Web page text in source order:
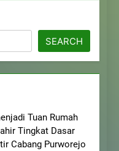
SEARCH
Tuan Rumah
Tingkat Dasar
Cabang Purworejo